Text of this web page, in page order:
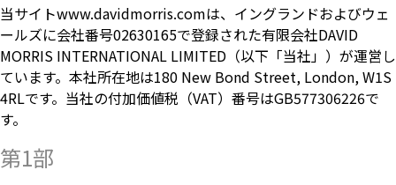
当サイトwww.davidmorris.comは、イングランドおよびウェ
ールズに会社番号02630165で登録された有限会社DAVID
MORRIS INTERNATIONAL LIMITED（以下「当社」）が運営し
ています。本社所在地は180 New Bond Street, London, W1S
4RLです。当社の付加価値税（VAT）番号はGB577306226で
す。
第1部